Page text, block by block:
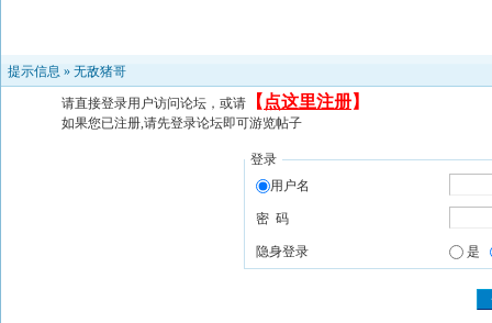
提示信息 » 无敌猪哥
请直接登录用户访问论坛，或请 【 点这里注册】
如果您已注册,请先登录论坛即可游览帖子
登录
用户名
密 码
隐身登录 是